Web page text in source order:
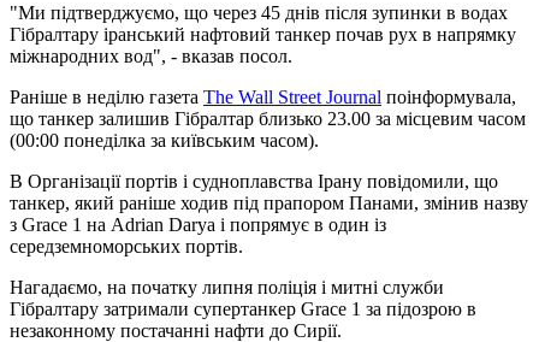
"Ми підтверджуємо, що через 45 днів після зупинки в водах
Гібралтару іранський нафтовий танкер почав рух в напрямку
міжнародних вод", - вказав посол.
Раніше в неділю газета The Wall Street Journal поінформувала,
що танкер залишив Гібралтар близько 23.00 за місцевим часом
(00:00 понеділка за київським часом).
В Організації портів і судноплавства Ірану повідомили, що
танкер, який раніше ходив під прапором Панами, змінив назву
з Grace 1 на Adrian Darya і попрямує в один із
середземноморських портів.
Нагадаємо, на початку липня поліція і митні служби
Гібралтару затримали супертанкер Grace 1 за підозрою в
незаконному постачанні нафти до Сирії.